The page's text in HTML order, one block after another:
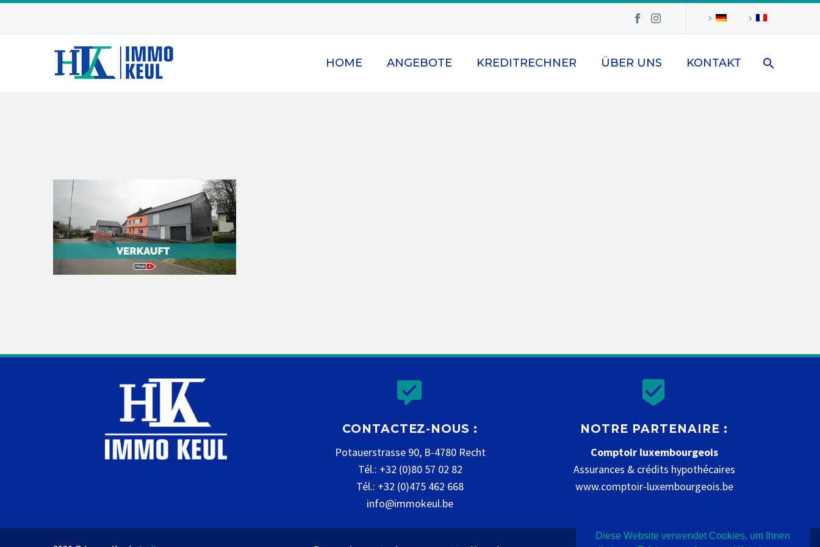
HOME ANGEBOTE KREDITRECHNER ÜBER UNS KONTAKT


CONTACTEZ-NOUS :
Potauerstrasse 90, B-4780 Recht
Tél.: +32 (0)80 57 02 82
Tél.: +32 (0)475 462 668
info@immokeul.be


NOTRE PARTENAIRE :
Comptoir luxembourgeois
Assurances & crédits hypothécaires
www.comptoir-luxembourgeois.be
Diese Website verwendet Cookies, um Ihnen